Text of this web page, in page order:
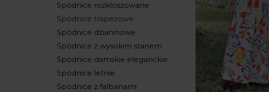
Spódnice rozkloszowane
Spódnice trapezowe
Spódnice dzianinowe
Spódnice z wysokim stanem
Spódnice damskie eleganckie
Spódnice letnie
Spódnice z falbanami